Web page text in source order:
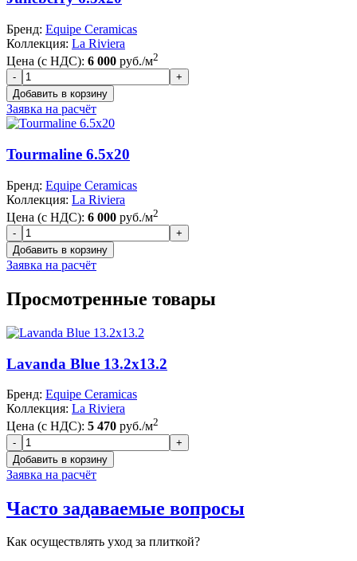
Бренд: Equipe Ceramicas
Коллекция: La Riviera
Цена (с НДС): 6 000 руб./м2
Заявка на расчёт
Tourmaline 6.5x20
Бренд: Equipe Ceramicas
Коллекция: La Riviera
Цена (с НДС): 6 000 руб./м2
Заявка на расчёт
Просмотренные товары
Lavanda Blue 13.2x13.2
Бренд: Equipe Ceramicas
Коллекция: La Riviera
Цена (с НДС): 5 470 руб./м2
Заявка на расчёт
Часто задаваемые вопросы
Как осуществлять уход за плиткой?